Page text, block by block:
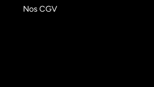
Nos CGV